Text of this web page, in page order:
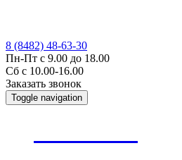
8 (8482) 48-63-30
Пн-Пт с 9.00 до 18.00
Сб с 10.00-16.00
Заказать звонок
Toggle navigation